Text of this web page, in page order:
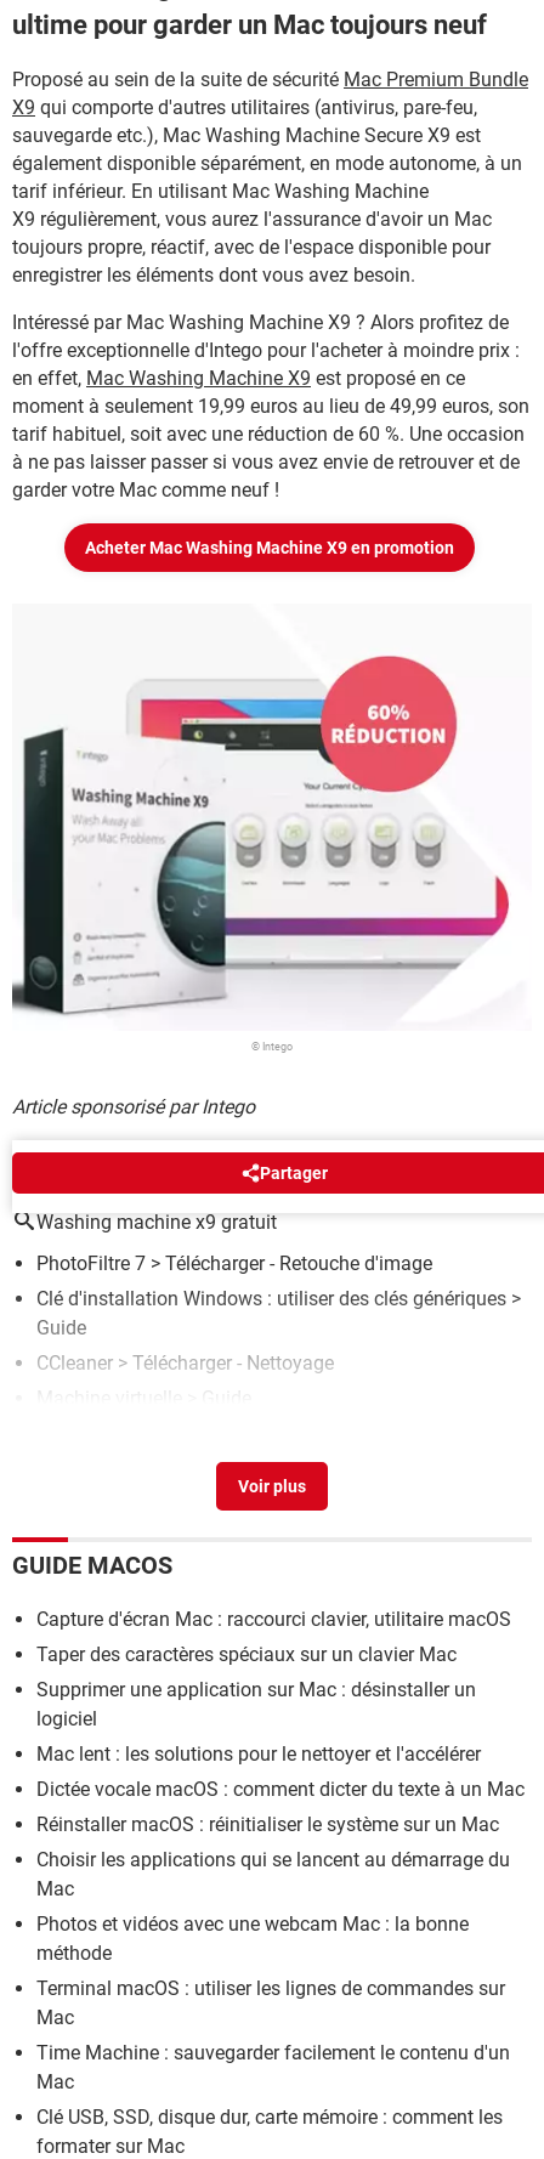
ultime pour garder un Mac toujours neuf
Proposé au sein de la suite de sécurité Mac Premium Bundle
X9 qui comporte d'autres utilitaires (antivirus, pare-feu,
sauvegarde etc.), Mac Washing Machine Secure X9 est
également disponible séparément, en mode autonome, à un
tarif inférieur. En utilisant Mac Washing Machine
X9 régulièrement, vous aurez l'assurance d'avoir un Mac
toujours propre, réactif, avec de l'espace disponible pour
enregistrer les éléments dont vous avez besoin.
Intéressé par Mac Washing Machine X9 ? Alors profitez de
l'offre exceptionnelle d'Intego pour l'acheter à moindre prix :
en effet, Mac Washing Machine X9 est proposé en ce
moment à seulement 19,99 euros au lieu de 49,99 euros, son
tarif habituel, soit avec une réduction de 60 %. Une occasion
à ne pas laisser passer si vous avez envie de retrouver et de
garder votre Mac comme neuf !
Acheter Mac Washing Machine X9 en promotion
© Intego
Article sponsorisé par Intego
Partager
AUTOUR DU MÊME SUJET
Washing machine x9 gratuit
PhotoFiltre 7 > Télécharger - Retouche d'image
Clé d'installation Windows : utiliser des clés génériques >
Guide
CCleaner > Télécharger - Nettoyage
Machine virtuelle
GUIDE MACOS
Capture d'écran Mac : raccourci clavier, utilitaire macOS
Taper des caractères spéciaux sur un clavier Mac
Supprimer une application sur Mac : désinstaller un
logiciel
Mac lent : les solutions pour le nettoyer et l'accélérer
Dictée vocale macOS : comment dicter du texte à un Mac
Réinstaller macOS : réinitialiser le système sur un Mac
Choisir les applications qui se lancent au démarrage du
Mac
Photos et vidéos avec une webcam Mac : la bonne
méthode
Terminal macOS : utiliser les lignes de commandes sur
Mac
Time Machine : sauvegarder facilement le contenu d'un
Mac
Clé USB, SSD, disque dur, carte mémoire : comment les
formater sur Mac